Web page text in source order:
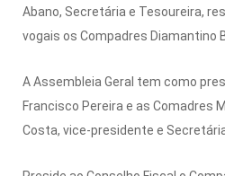
Abano, Secretária e Tesoureira,
vogais os Compadres Diamantino
A Assembleia Geral tem como
Francisco Pereira e as Comadres
Costa, vice-presidente e